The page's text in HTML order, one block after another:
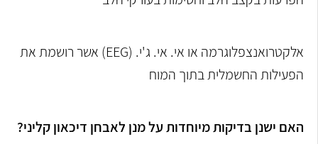
אלקטרואנצפלוגרמה או אי. אי. ג'י. (EEG) אשר רושמת את
הפעילות החשמלית בתוך המוח
האם ישנן בדיקות מיוחדות על מנן לאבחן דיכאון קליני?